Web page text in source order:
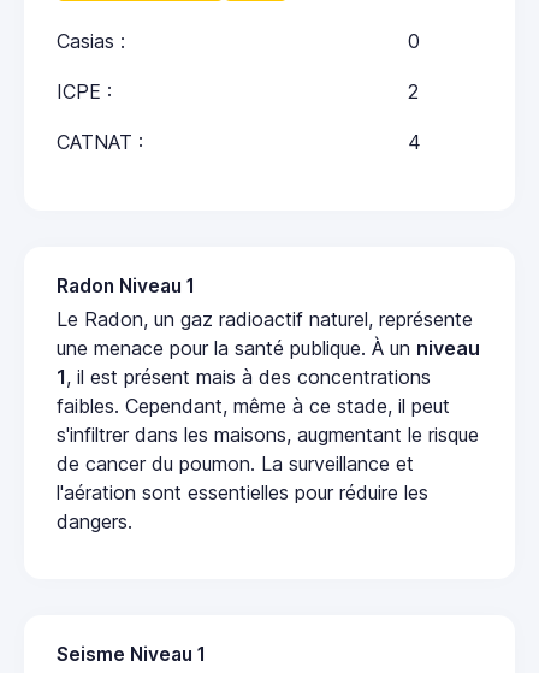
Casias : 0
ICPE : 2
CATNAT : 4
Radon Niveau 1
Le Radon, un gaz radioactif naturel, représente
une menace pour la santé publique. À un niveau
1, il est présent mais à des concentrations
faibles. Cependant, même à ce stade, il peut
s'infiltrer dans les maisons, augmentant le risque
de cancer du poumon. La surveillance et
l'aération sont essentielles pour réduire les
dangers.
Seisme Niveau 1